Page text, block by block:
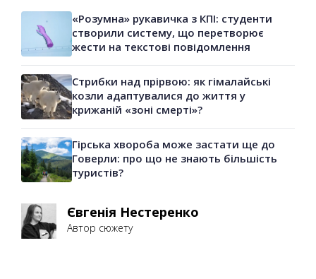
«Розумна» рукавичка з КПІ: студенти
створили систему, що перетворює
жести на текстові повідомлення
Стрибки над прірвою: як гімалайські
козли адаптувалися до життя у
крижаній «зоні смерті»?
Гірська хвороба може застати ще до
Говерли: про що не знають більшість
туристів?
Євгенія Нестеренко
Автор сюжету